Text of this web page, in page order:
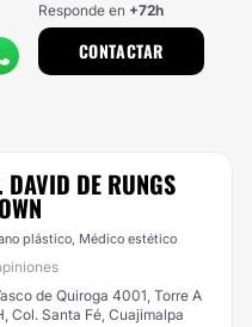
Responde en +72h
CONTACTAR
DAVID DE RUNGS
plástico, Médico estético
de Quiroga 4001, Torre A
Col. Santa Fé, Cuajimalpa